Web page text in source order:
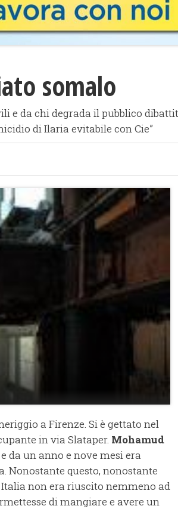
somalo
e da chi degrada il pubblico
di Ilaria evitabile con Cie”
a Firenze. Si è gettato nel
in via Slataper. Mohamud
da un anno e nove mesi era
questo, nonostante
Italia non era riuscito nemmeno ad
di mangiare e avere un